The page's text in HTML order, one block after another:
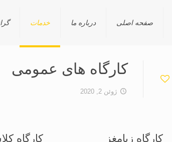
صفحه اصلی درباره ما خدمات
کارگاه های عمومی
ژوئن 2, 2020
کارگاه زبامغز کارگاه